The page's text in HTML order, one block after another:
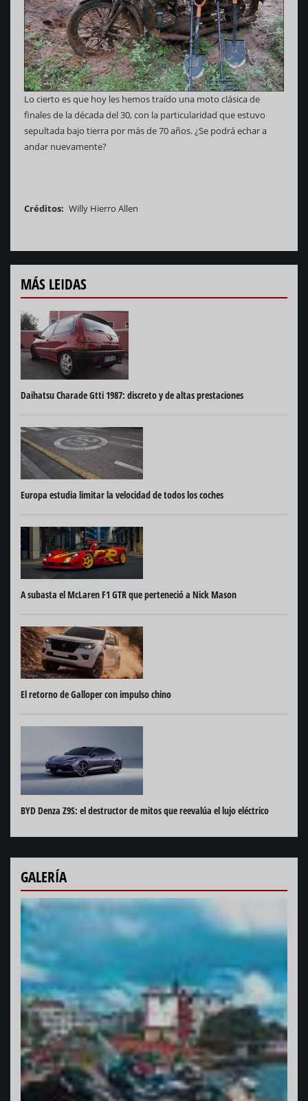
Lo cierto es que hoy les hemos traído una moto clásica de
finales de la década del 30, con la particularidad que estuvo
sepultada bajo tierra por más de 70 años. ¿Se podrá echar a
andar nuevamente?
Créditos Willy Hierro Allen
MÁS LEIDAS
Daihatsu Charade Gtti 1987: discreto y de altas prestaciones
Europa estudia limitar la velocidad de todos los coches
A subasta el McLaren F1 GTR que perteneció a Nick Mason
El retorno de Galloper con impulso chino
BYD Denza Z9S: el destructor de mitos que reevalúa el lujo eléctrico
GALERÍA